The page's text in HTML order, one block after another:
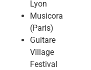
Lyon
Musicora
(Paris)
Guitare
Village
Festival